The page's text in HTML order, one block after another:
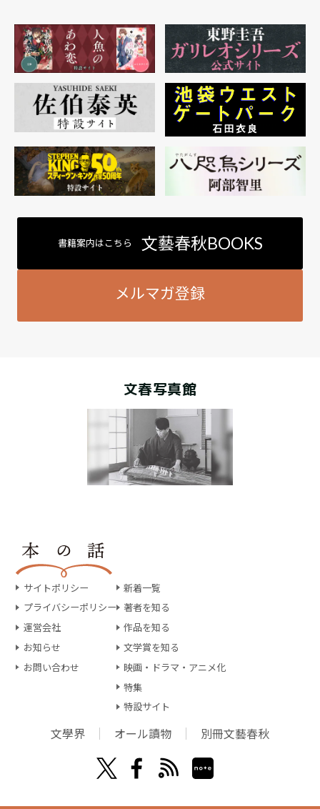
書籍案内はこちら 文藝春秋BOOKS
メルマガ登録
文春写真館
サイトポリシー
プライバシーポリシー
運営会社
お知らせ
お問い合わせ
新着一覧
著者を知る
作品を知る
文学賞を知る
映画・ドラマ・アニメ化
特集
特設サイト
文學界 オール讀物 別冊文藝春秋